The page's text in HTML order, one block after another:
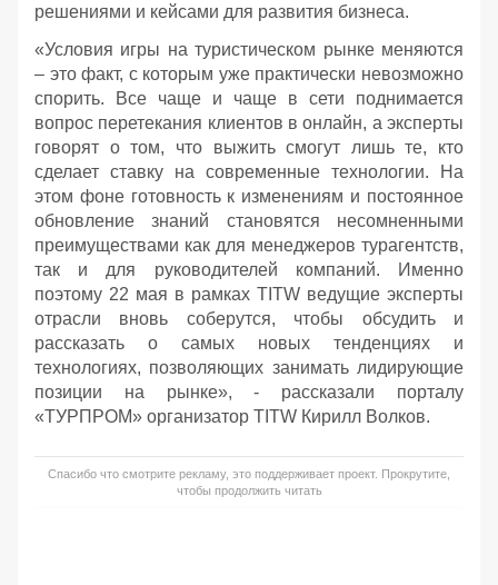
решениями и кейсами для развития бизнеса.
«Условия игры на туристическом рынке меняются
– это факт, с которым уже практически невозможно
спорить. Все чаще и чаще в сети поднимается
вопрос перетекания клиентов в онлайн, а эксперты
говорят о том, что выжить смогут лишь те, кто
сделает ставку на современные технологии. На
этом фоне готовность к изменениям и постоянное
обновление знаний становятся несомненными
преимуществами как для менеджеров турагентств,
так и для руководителей компаний. Именно
поэтому 22 мая в рамках TITW ведущие эксперты
отрасли вновь соберутся, чтобы обсудить и
рассказать о самых новых тенденциях и
технологиях, позволяющих занимать лидирующие
позиции на рынке», - рассказали порталу
«ТУРПРОМ» организатор TITW Кирилл Волков.
Спасибо что смотрите рекламу, это поддерживает проект. Прокрутите,
чтобы продолжить читать